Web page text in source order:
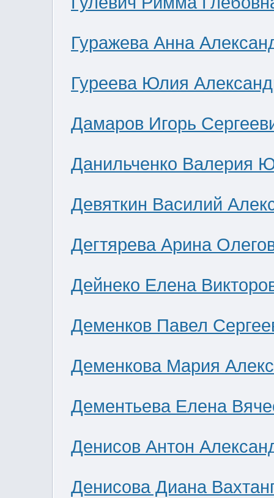
Гуражева Анна
Гуреева Юлия
Дамаров Игорь
Данильченко Валерия
Девяткин Василий
Дегтярева Арина
Дейнеко Елена
Деменков Павел
Деменкова Мария
Дементьева Елена
Денисов Антон
Денисова Диана